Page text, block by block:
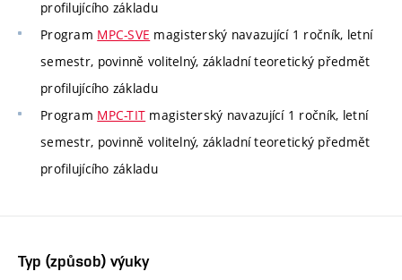
profilujícího základu
Program MPC-SVE magisterský navazující 1 ročník, letní
semestr, povinně volitelný, základní teoretický předmět
profilujícího základu
Program MPC-TIT magisterský navazující 1 ročník, letní
semestr, povinně volitelný, základní teoretický předmět
profilujícího základu
Typ (způsob) výuky